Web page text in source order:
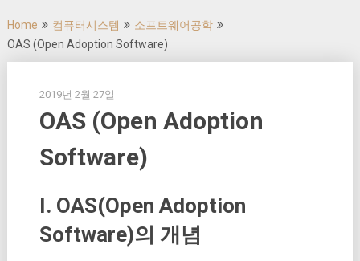
Home 컴퓨터시스템
소프트웨어공학
OAS (Open Adoption Software)
2019년 2월 27일
OAS (Open Adoption
Software)
I. OAS(Open Adoption
Software)의 개념